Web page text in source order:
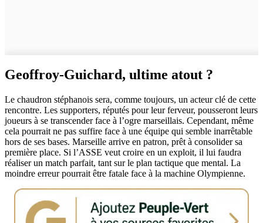
Geoffroy-Guichard, ultime atout ?
Le chaudron stéphanois sera, comme toujours, un acteur clé de cette
rencontre. Les supporters, réputés pour leur ferveur, pousseront leurs
joueurs à se transcender face à l’ogre marseillais. Cependant, même
cela pourrait ne pas suffire face à une équipe qui semble inarrêtable
hors de ses bases. Marseille arrive en patron, prêt à consolider sa
première place. Si l’ASSE veut croire en un exploit, il lui faudra
réaliser un match parfait, tant sur le plan tactique que mental. La
moindre erreur pourrait être fatale face à la machine Olympienne.